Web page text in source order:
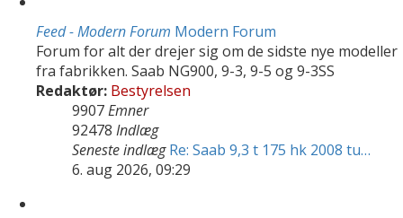
Feed - Modern Forum Modern Forum
Forum for alt der drejer sig om de sidste nye modeller
fra fabrikken. Saab NG900, 9-3, 9-5 og 9-3SS
Redaktør: Bestyrelsen
9907Emner
92478 Indlæg
Seneste indlæg Re: Saab 9,3 t 175 hk 2008 tu…
6. aug 2026, 09:29